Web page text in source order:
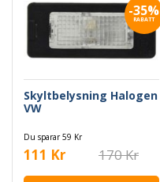
-35%
RABATT
Skyltbelysning Halogen
VW
Du sparar 59 Kr
111 Kr 170 Kr